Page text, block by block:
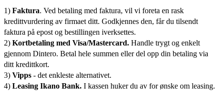
1) Faktura. Ved betaling med faktura, vil vi foreta en rask
kredittvurdering av firmaet ditt. Godkjennes den, får du tilsendt
faktura på epost og bestillingen iverksettes.
2) Kortbetaling med Visa/Mastercard. Handle trygt og enkelt
gjennom Dintero. Betal hele summen eller del opp din betaling via
ditt kredittkort.
3) Vipps - det enkleste alternativet.
4) Leasing Ikano Bank. I kassen huker du av for ønske om leasing.